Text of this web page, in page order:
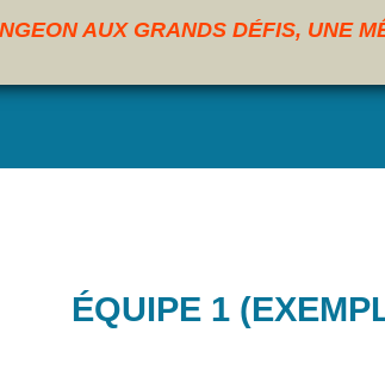
AUX GRANDS DÉFIS, UNE
ÉQUIPE 1